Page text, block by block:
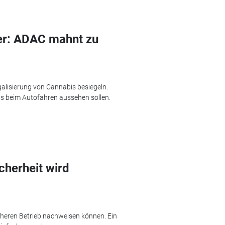
ADAC mahnt zu
von Cannabis besiegeln.
beim Autofahren aussehen sollen.
wird
Betrieb nachweisen können. Ein